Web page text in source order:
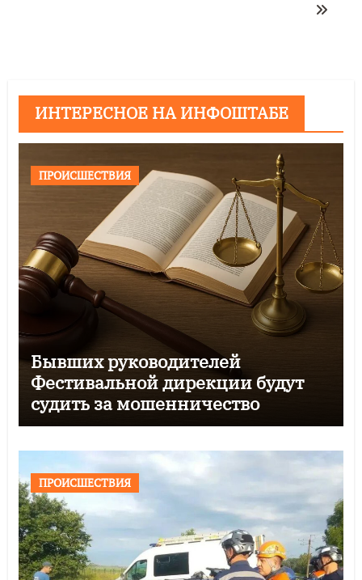
ИНТЕРЕСНОЕ НА ИНФОШТАБЕ
ПРОИСШЕСТВИЯ
Бывших руководителей
Фестивальной дирекции будут
судить за мошенничество
ПРОИСШЕСТВИЯ